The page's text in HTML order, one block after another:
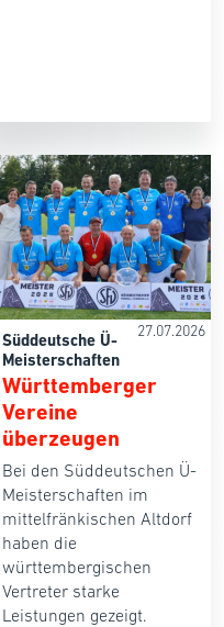
27.07.2026
Süddeutsche Ü-
Meisterschaften
Württemberger
Vereine
überzeugen
Bei den Süddeutschen Ü-
Meisterschaften im
mittelfränkischen Altdorf
haben die
württembergischen
Vertreter starke
Leistungen gezeigt.